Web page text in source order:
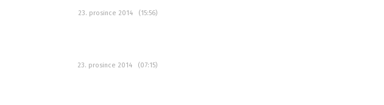
23. prosince 2014 (15:56)
23. prosince 2014 (07:15)